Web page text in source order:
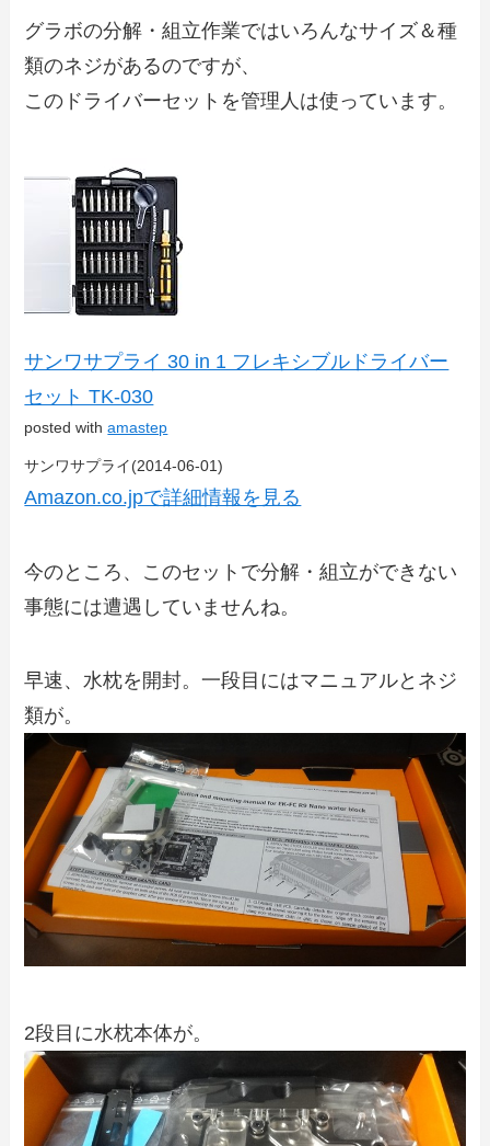
グラボの分解・組立作業ではいろんなサイズ＆種
類のネジがあるのですが、
このドライバーセットを管理人は使っています。
サンワサプライ 30 in 1 フレキシブルドライバー
セット TK-030
posted withamastep
サンワサプライ(2014-06-01)
Amazon.co.jpで詳細情報を見る
今のところ、このセットで分解・組立ができない
事態には遭遇していませんね。
早速、水枕を開封。一段目にはマニュアルとネジ
類が。
2段目に水枕本体が。